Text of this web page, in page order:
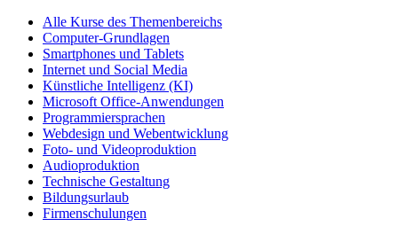
Alle Kurse des Themenbereichs
Computer-Grundlagen
Smartphones und Tablets
Internet und Social Media
Künstliche Intelligenz (KI)
Microsoft Office-Anwendungen
Programmiersprachen
Webdesign und Webentwicklung
Foto- und Videoproduktion
Audioproduktion
Technische Gestaltung
Bildungsurlaub
Firmenschulungen